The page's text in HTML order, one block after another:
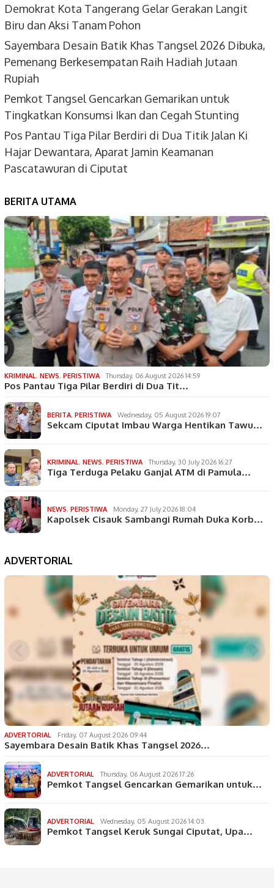
Demokrat Kota Tangerang Gelar Gerakan Langit
Biru dan Aksi Tanam Pohon
Sayembara Desain Batik Khas Tangsel 2026 Dibuka,
Pemenang Berkesempatan Raih Hadiah Jutaan
Rupiah
Pemkot Tangsel Gencarkan Gemarikan untuk
Tingkatkan Konsumsi Ikan dan Cegah Stunting
Pos Pantau Tiga Pilar Berdiri di Dua Titik Jalan Ki
Hajar Dewantara, Aparat Jamin Keamanan
Pascatawuran di Ciputat
BERITA UTAMA
KRIMINAL, NEWS, PERISTIWA Thursday, 06 August 2026 14:59
Pos Pantau Tiga Pilar Berdiri di Dua Tit…
BERITA, PERISTIWA Wednesday, 05 August 2026 19:07
Sekcam Ciputat Imbau Warga Hentikan Tawu…
KRIMINAL, NEWS, PERISTIWA Thursday, 30 July 2026 16:27
Tiga Terduga Pelaku Ganjal ATM di Pamula…
NEWS, PERISTIWA Monday, 27 July 2026 18:04
Kapolsek Cisauk Sambangi Rumah Duka Korb…
ADVERTORIAL
ADVERTORIAL Friday, 07 August 2026 09:44
Sayembara Desain Batik Khas Tangsel 2026…
ADVERTORIAL Thursday, 06 August 2026 17:26
Pemkot Tangsel Gencarkan Gemarikan untuk…
ADVERTORIAL Wednesday, 05 August 2026 14:03
Pemkot Tangsel Keruk Sungai Ciputat, Upa…